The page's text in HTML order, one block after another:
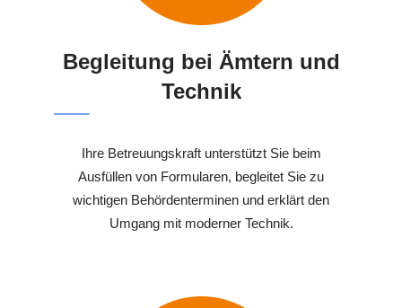
Begleitung bei Ämtern und
Technik
Ihre Betreuungskraft unterstützt Sie beim
Ausfüllen von Formularen, begleitet Sie zu
wichtigen Behördenterminen und erklärt den
Umgang mit moderner Technik.